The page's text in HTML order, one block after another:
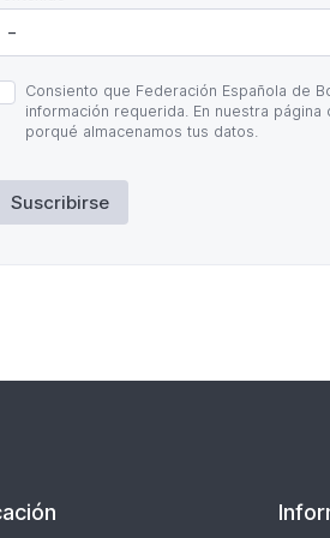
Política
Privacidad
Consiento que Federación Española de
información requerida. En nuestra página
porqué almacenamos tus datos.
Suscribirse